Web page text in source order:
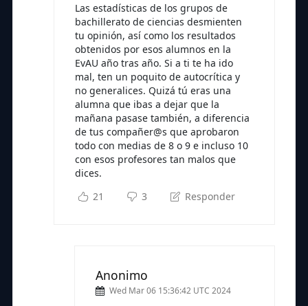
Las estadísticas de los grupos de
bachillerato de ciencias desmienten
tu opinión, así como los resultados
obtenidos por esos alumnos en la
EvAU año tras año. Si a ti te ha ido
mal, ten un poquito de autocrítica y
no generalices. Quizá tú eras una
alumna que ibas a dejar que la
mañana pasase también, a diferencia
de tus compañer@s que aprobaron
todo con medias de 8 o 9 e incluso 10
con esos profesores tan malos que
dices.
21
3 Responder
Anonimo
Wed Mar 06 15:36:42 UTC 2024